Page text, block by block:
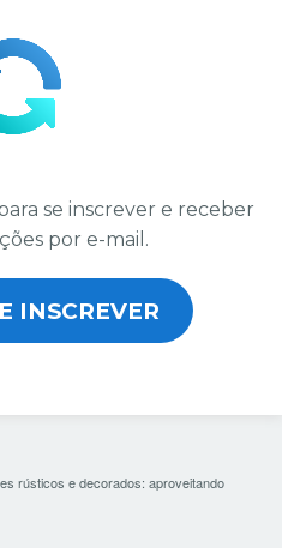
se inscrever e receber
por e-mail.
ME INSCREVER
rústicos e decorados: aproveitando